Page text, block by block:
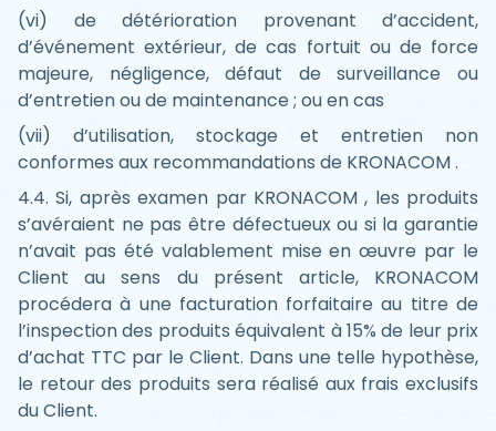
(vi) de détérioration provenant d’accident,
d’événement extérieur, de cas fortuit ou de force
majeure, négligence, défaut de surveillance ou
d’entretien ou de maintenance ; ou en cas
(vii) d’utilisation, stockage et entretien non
conformes aux recommandations de KRONACOM .
4.4. Si, après examen par KRONACOM , les produits
s’avéraient ne pas être défectueux ou si la garantie
n’avait pas été valablement mise en œuvre par le
Client au sens du présent article, KRONACOM
procédera à une facturation forfaitaire au titre de
l’inspection des produits équivalent à 15% de leur prix
d’achat TTC par le Client. Dans une telle hypothèse,
le retour des produits sera réalisé aux frais exclusifs
du Client.